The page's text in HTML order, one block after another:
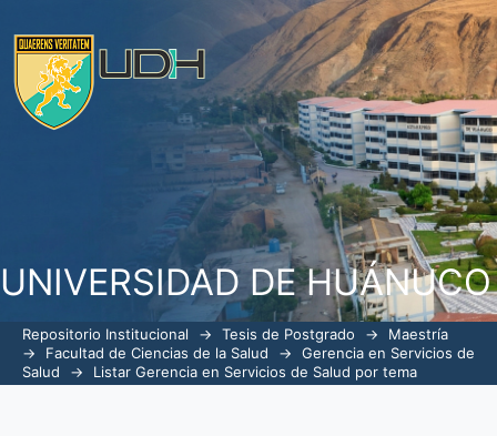
UNIVERSIDAD DE HUÁNUCO
ListarGerencia en Servicios de Salud
Repositorio Institucional → Tesis de Postgrado →
Maestría
→
Facultad de Ciencias de la Salud →
Gerencia en Servicios de
Salud
→ Listar Gerencia en Servicios de Salud por tema